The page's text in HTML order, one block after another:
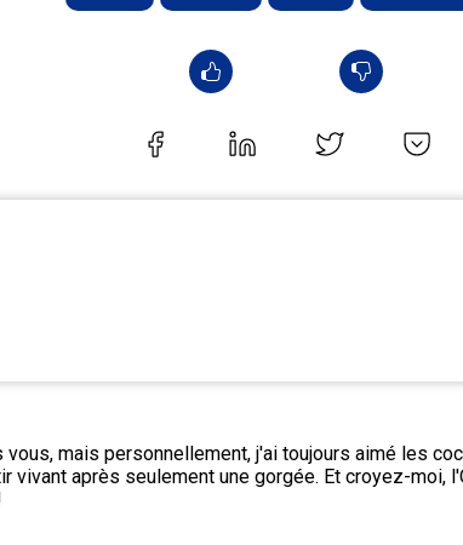
vous, mais personnellement, j'ai toujours aimé les
vivant après seulement une gorgée. Et croyez-moi,